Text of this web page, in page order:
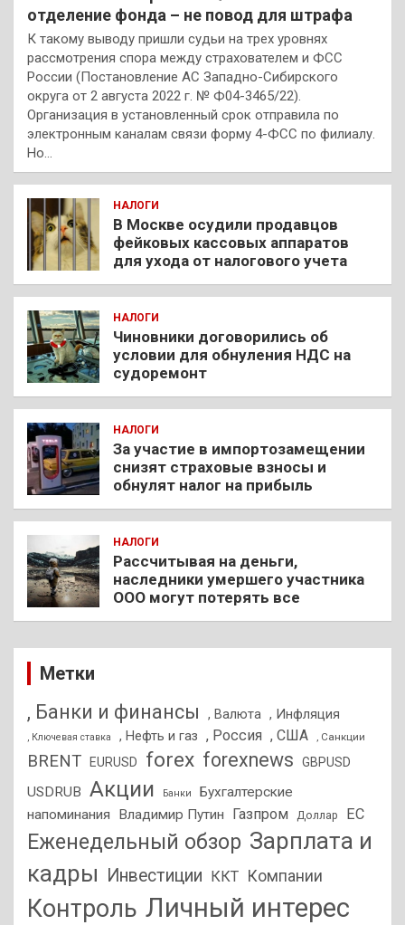
отделение фонда – не повод для штрафа
К такому выводу пришли судьи на трех уровнях
рассмотрения спора между страхователем и ФСС
России (Постановление АС Западно-Сибирского
округа от 2 августа 2022 г. № Ф04-3465/22).
Организация в установленный срок отправила по
электронным каналам связи форму 4-ФСС по филиалу.
Но…
НАЛОГИ
В Москве осудили продавцов
фейковых кассовых аппаратов
для ухода от налогового учета
НАЛОГИ
Чиновники договорились об
условии для обнуления НДС на
судоремонт
НАЛОГИ
За участие в импортозамещении
снизят страховые взносы и
обнулят налог на прибыль
НАЛОГИ
Рассчитывая на деньги,
наследники умершего участника
ООО могут потерять все
Метки
, Банки и финансы , Валюта , Инфляция
, Ключевая ставка , Нефть и газ , Россия , США , Санкции
BRENT EURUSD forex forexnews GBPUSD
USDRUB Акции Банки
Бухгалтерские
напоминания
Владимир Путин Газпром Доллар ЕС
Еженедельный обзор Зарплата и
кадры
Инвестиции ККТ Компании
Контроль Личный интерес